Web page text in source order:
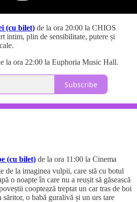
(cu bilet) de la ora 20:00 la CHIOS
intim, plin de sensibilitate, putere și
la ora 22:00 la Euphoria Music Hall.
Subscribe
(cu bilet) de la ora 11:00 la Cinema
de la imaginea vulpii, care stă cu botul
o noapte în care nu a reușit să găsească
cooptează treptat un car tras de boi
săritor, o babă guralivă și un urs tare